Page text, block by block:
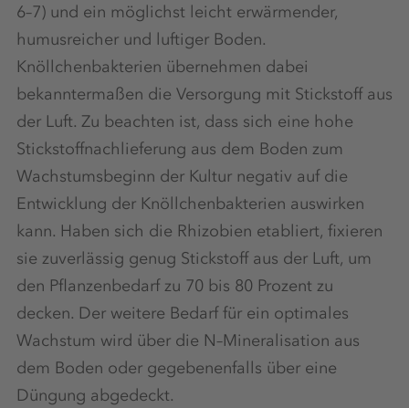
6–7) und ein möglichst leicht erwärmender,
humusreicher und luftiger Boden.
Knöllchenbakterien übernehmen dabei
bekanntermaßen die Versorgung mit Stickstoff aus
der Luft. Zu beachten ist, dass sich eine hohe
Stickstoffnachlieferung aus dem Boden zum
Wachstumsbeginn der Kultur negativ auf die
Entwicklung der Knöllchenbakterien auswirken
kann. Haben sich die Rhizobien etabliert, fixieren
sie zuverlässig genug Stickstoff aus der Luft, um
den Pflanzenbedarf zu 70 bis 80 Prozent zu
decken. Der weitere Bedarf für ein optimales
Wachstum wird über die N–Mineralisation aus
dem Boden oder gegebenenfalls über eine
Düngung abgedeckt.